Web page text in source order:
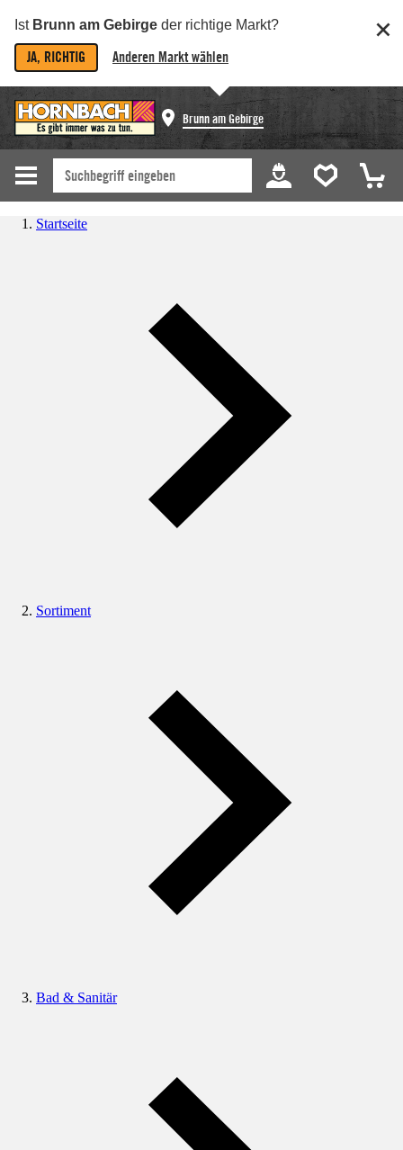
Ist Brunn am Gebirge der richtige Markt?
JA, RICHTIG Anderen Markt wählen
Brunn am Gebirge
Startseite
Sortiment
Bad & Sanitär